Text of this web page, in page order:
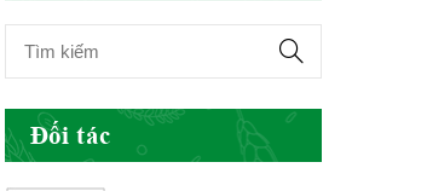
Đối tác
Hội Đông Y Tỉnh
Yên Bái